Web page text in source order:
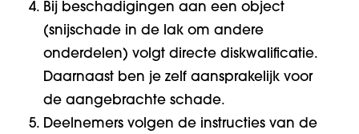
Bij beschadigingen aan een object
(snijschade in de lak om andere
onderdelen) volgt directe diskwalificatie.
Daarnaast ben je zelf aansprakelijk voor
de aangebrachte schade.
Deelnemers volgen de instructies van de